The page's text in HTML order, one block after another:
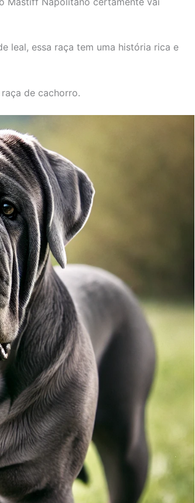
leal, essa raça tem uma história rica e
de cachorro.